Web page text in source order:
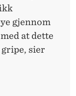
gjennom
at dette
sier